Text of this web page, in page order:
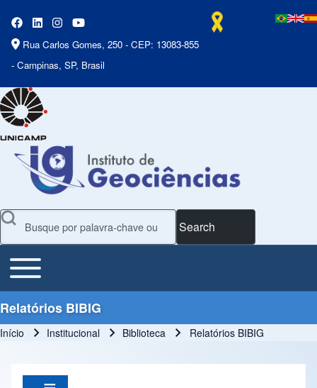
Rua Carlos Gomes, 250 - CEP: 13083-855
- Campinas, SP, Brasil
Search
Main Menu
Toggle main menu
Relatórios BIBIG
Início Institucional Biblioteca Relatórios BIBIG